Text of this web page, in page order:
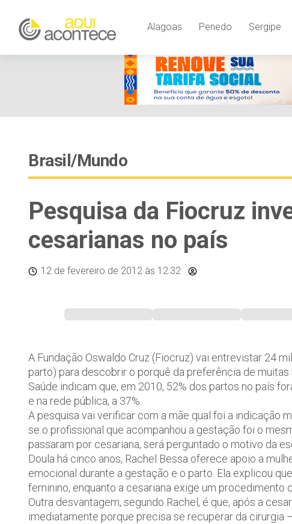
Alagoas Penedo Sergipe
Brasil/Mundo
Pesquisa da Fiocruz
cesarianas no país
12 de fevereiro de 2012 às 12:32
A Fundação Oswaldo Cruz (Fiocruz) vai entrevistar 24
parto) para descobrir o porquê da preferência de
Saúde indicam que, em 2010, 52% dos partos no país
e na rede pública, a 37%.
A pesquisa vai verificar com a mãe qual foi a indicação
se o profissional que acompanhou a gestação foi o
passaram por cesariana, será perguntado o motivo da
Doula há cinco anos, Rachel Bessa oferece apoio a
emocional durante a gestação e o parto. Ela explicou
feminino, enquanto a cesariana exige um procedimento
Outra desvantagem, segundo Rachel, é que, após a
imediatamente porque precisa se recuperar da